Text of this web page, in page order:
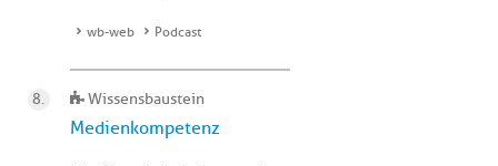
wb-web Podcast
Wissensbaustein
Medienkompetenz